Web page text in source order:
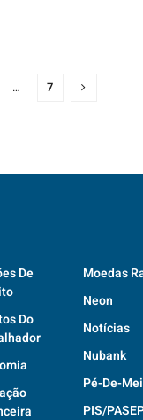
… 7
De
Do
Moedas
Neon
Notícias
Nubank
Pé-De-
PIS/